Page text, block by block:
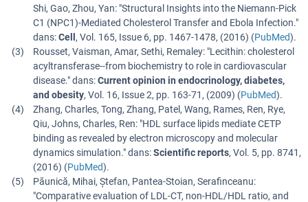
Shi, Gao, Zhou, Yan: "Structural Insights into the Niemann-Pick
C1 (NPC1)-Mediated Cholesterol Transfer and Ebola Infection."
dans:Cell , Vol. 165, Issue 6, pp. 1467-1478, (2016) (PubMed).
Rousset, Vaisman, Amar, Sethi, Remaley: "Lecithin: cholesterol
acyltransferase--from biochemistry to role in cardiovascular
disease." dans:Current opinion in endocrinology, diabetes,
and obesity, Vol. 16, Issue 2, pp. 163-71 , (2009) (PubMed).
Zhang, Charles, Tong, Zhang, Patel, Wang, Rames, Ren, Rye,
Qiu, Johns, Charles, Ren: "HDL surface lipids mediate CETP
binding as revealed by electron microscopy and molecular
dynamics simulation." dans:Scientific reports, Vol. 5, pp. 8741 ,
(2016) (PubMed).
Păunică, Mihai, Ștefan, Pantea-Stoian, Serafinceanu:
"Comparative evaluation of LDL-CT, non-HDL/HDL ratio, and